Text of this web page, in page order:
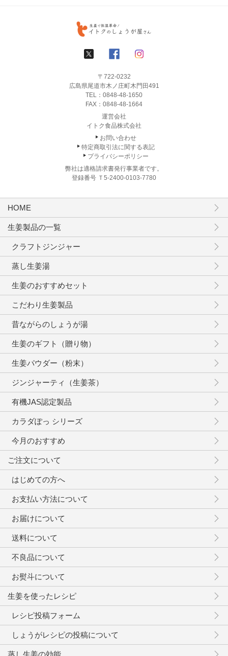
〒722-0232
広島県尾道市木ノ庄町木門田491
TEL： 0848-48-1650
FAX：0848-48-1664
運営会社
イトク食品株式会社
お問い合わせ
特定商取引法に関する表記
プライバシーポリシー
弊社は適格請求書発行事業者です。
登録番号 Ｔ5-2400-0103-7780
HOME
生姜製品の一覧
クラフトジンジャー
蒸し生姜湯
生姜のおすすめセット
こだわり生姜製品
昔ながらのしょうが湯
生姜のギフト（贈り物）
生姜パウダー（粉末）
ジンジャーティ（生姜茶）
有機JAS認定製品
カラダぽっ シリーズ
今月のおすすめ
ご注文について
はじめての方へ
お支払い方法について
お届けについて
送料について
不良品について
お熨斗について
生姜を使ったレシピ
レシピ投稿フォーム
しょうがレシピの投稿について
蒸し生姜の効能